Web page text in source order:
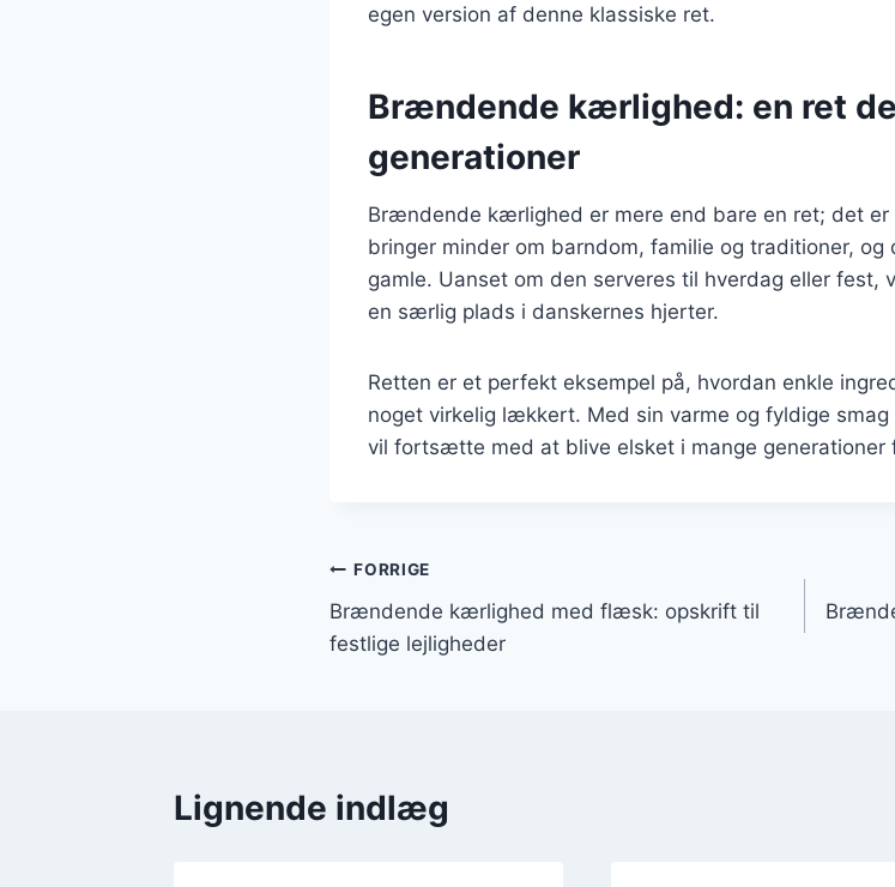
egen version af denne klassiske ret.
Brændende kærlighed: en ret
generationer
Brændende kærlighed er mere end bare en ret; det er
bringer minder om barndom, familie og traditioner,
gamle. Uanset om den serveres til hverdag eller
en særlig plads i danskernes hjerter.
Retten er et perfekt eksempel på, hvordan enkle
noget virkelig lækkert. Med sin varme og fyldige
vil fortsætte med at blive elsket i mange generationer
Indlægsnavigation
FORRIGE
Brændende kærlighed med flæsk: opskrift til
festlige lejligheder
Lignende indlæg